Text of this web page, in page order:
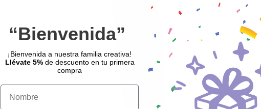
“Bienvenida”
¡Bienvenida a nuestra familia creativa!
Llévate 5%de descuento en tu primera
compra
Name